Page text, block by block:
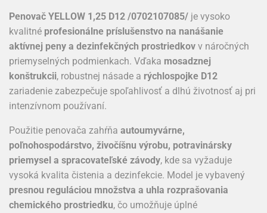
Penovač YELLOW 1,25 D12 /0702107085/ je vysoko
kvalitné profesionálne príslušenstvo na nanášanie
aktívnej peny a dezinfekčných prostriedkov v náročných
priemyselných podmienkach. Vďaka mosadznej
konštrukcii, robustnej násade a rýchlospojke D12
zariadenie zabezpečuje spoľahlivosť a dlhú životnosť aj pri
intenzívnom používaní.
Použitie penovača zahŕňa autoumyvárne,
poľnohospodárstvo, živočíšnu výrobu, potravinársky
priemysel a spracovateľské závody, kde sa vyžaduje
vysoká kvalita čistenia a dezinfekcie. Model je vybavený
presnou reguláciou množstva a uhla rozprašovania
chemického prostriedku, čo umožňuje úplné